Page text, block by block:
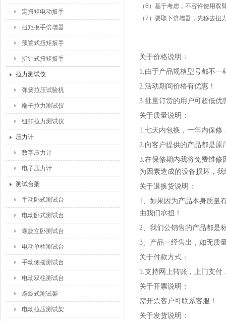
定扭矩电动扳手
扭矩扳手倍增器
预置式扭矩扳手
指针式扭矩扳手
拉力测试仪
弹簧拉压试验机
端子拉力测试仪
纽扣拉力测试仪
压力计
数字压力计
电子压力计
测试台架
手动卧式测试台
电动卧式测试台
螺旋立卧测试台
电动单柱测试台
手动侧摇测试台
电动双柱测试台
螺旋式测试架
电动拉压测试架
（6）基于考虑，不容许使用双
（7）要取下倍增器，先移去扭
关于价格说明：
1.由于产品规格型号都不
2.活动期间价格有优惠！
3.批量订货的用户可超低优
关于质量说明：
1.七天内包换，一年内保
2.向客户提供的产品都是原
3.在保修期内我将免费维修
为因素造成的设备损坏，
关于退换货说明：
1、如果因为产品本身质量
由我们承担！
2、我们公销售的产品都是
3、产品一经售出，如无质
关于付款方式：
1.支持网上转账，上门支付
关于开票说明：
需开票客户可联系客服！
关于发货说明：